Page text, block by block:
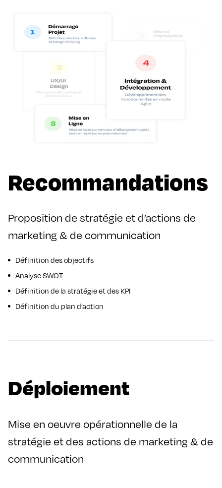
Recommandations
Proposition de stratégie et d’actions de
marketing & de communication
Définition des objectifs
Analyse SWOT
Définition de la stratégie et des KPI
Définition du plan d’action
Déploiement
Mise en oeuvre opérationnelle de la
stratégie et des actions de marketing & de
communication